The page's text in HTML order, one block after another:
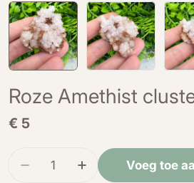
Roze Amethist
Normale
€ 5
Hoeveelheid
Verminder deVerhoog de
Voeg toe